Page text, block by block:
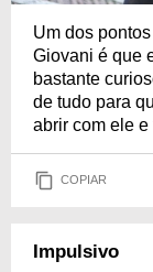
Um dos
Giovani é que
bastante
de tudo para
abrir com ele
COPIAR
Impulsivo